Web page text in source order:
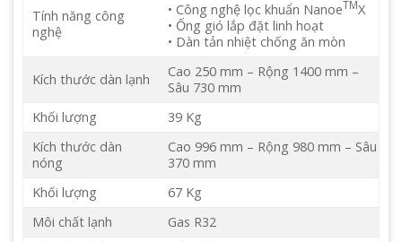
Tính năng công
nghệ
• Công nghệ lọc khuẩn NanoeTMX
• Ống gió lắp đặt linh hoạt
• Dàn tản nhiệt chống ăn mòn
Kích thước dàn lạnh
Cao 250 mm – Rộng 1400 mm –
Sâu 730 mm
Khối lượng
39 Kg
Kích thước dàn
nóng
Cao 996 mm – Rộng 980 mm – Sâu
370 mm
Khối lượng
67 Kg
Môi chất lạnh
Gas R32